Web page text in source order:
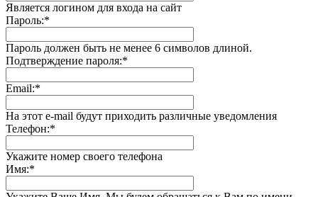
Является логином для входа на сайт
Пароль:*
Пароль должен быть не менее 6 символов длиной.
Подтверждение пароля:*
Email:*
На этот e-mail будут приходить различные уведомления
Телефон:*
Укажите номер своего телефона
Имя:*